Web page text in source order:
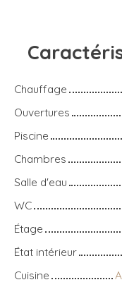
Chauffage
Ouvertures
Piscine
Chambres
Salle d'eau
WC
Étage
État intérieur
Cuisine